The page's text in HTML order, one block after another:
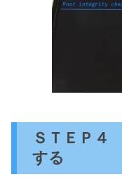
ＳＴＥＰ４
する